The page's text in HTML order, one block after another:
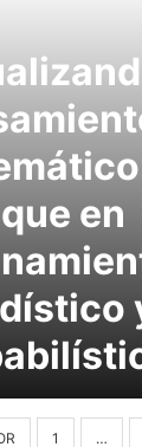
en
1 …